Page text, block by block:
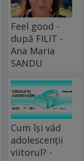
Feel good -
după FILIT -
Ana Maria
SANDU
Cum își văd
adolescenții
viitorul? -